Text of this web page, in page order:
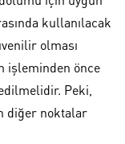
kullanılacak
olması
işleminden önce
Peki,
diğer noktalar